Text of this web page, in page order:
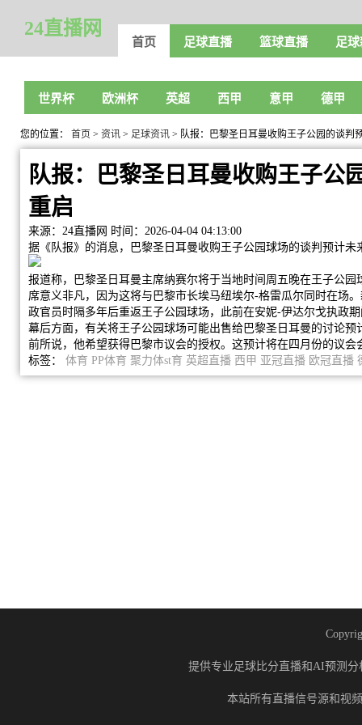
24直播网
首页 足球直播 篮球直播 足
世界杯 欧洲杯 英超 西甲 意甲 德甲
您的位置： 首页 > 资讯 > 足球资讯 > 队报：巴黎圣日耳曼收购王子公园的谈判
队报：巴黎圣日耳曼收购王子公
重启
来源：24直播网 时间：2026-04-04 04:13:00
据《队报》的消息，巴黎圣日耳曼收购王子公园球场的谈判预计未
报道称，巴黎圣日耳曼主席纳赛尔将于当地时间周五晚在王子公
席意义非凡，因为这将与巴黎市长埃马纽埃尔-格雷瓜尔同时在场
政官员时隔多年后重返王子公园球场，此前在安妮-伊达尔戈执政
幕后方面，有关将王子公园球场可能出售给巴黎圣日耳曼的讨论
前所说，他希望获得巴黎市议会的授权。这预计将在四月份的议会
标签： 体育 PP体育 聚力体st育 英超直播 西甲 亚冠直播 欧冠直播
提供专业足球比分直播和AI预测
本站所有直播信号源和视